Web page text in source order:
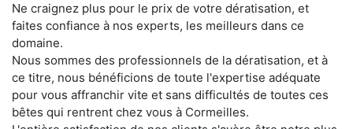
Ne craignez plus pour le prix de votre dératisation, et
faites confiance à nos experts, les meilleurs dans ce
domaine.
Nous sommes des professionnels de la dératisation, et à
ce titre, nous bénéficions de toute l'expertise adéquate
pour vous affranchir vite et sans difficultés de toutes ces
bêtes qui rentrent chez vous à Cormeilles.